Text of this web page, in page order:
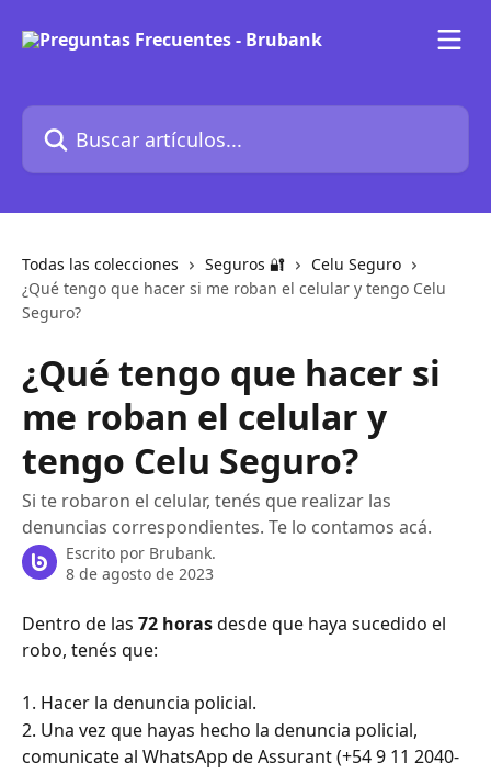
Buscar artículos...
Todas las colecciones Seguros 🔐
Celu Seguro
¿Qué tengo que hacer si me roban el celular y tengo Celu
Seguro?
¿Qué tengo que hacer si
me roban el celular y
tengo Celu Seguro?
Si te robaron el celular, tenés que realizar las
denuncias correspondientes. Te lo contamos acá.
Escrito por Brubank.
8 de agosto de 2023
Dentro de las 72 horas desde que haya sucedido el
robo, tenés que:
1. Hacer la denuncia policial.
2. Una vez que hayas hecho la denuncia policial,
comunicate al WhatsApp de Assurant (+54 9 11 2040-